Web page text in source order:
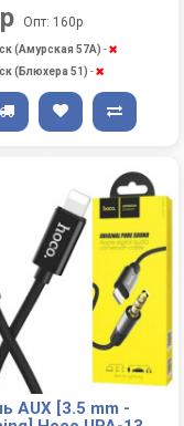
Опт: 160р
(Амурская 57А) -
(Блюхера 51) -
AUX [3.5 mm -